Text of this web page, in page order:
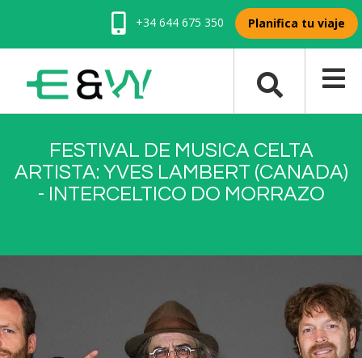
+34 644 675 350 Planifica tu viaje
FESTIVAL DE MUSICA CELTA
ARTISTA: YVES LAMBERT (CANADA)
- INTERCELTICO DO MORRAZO